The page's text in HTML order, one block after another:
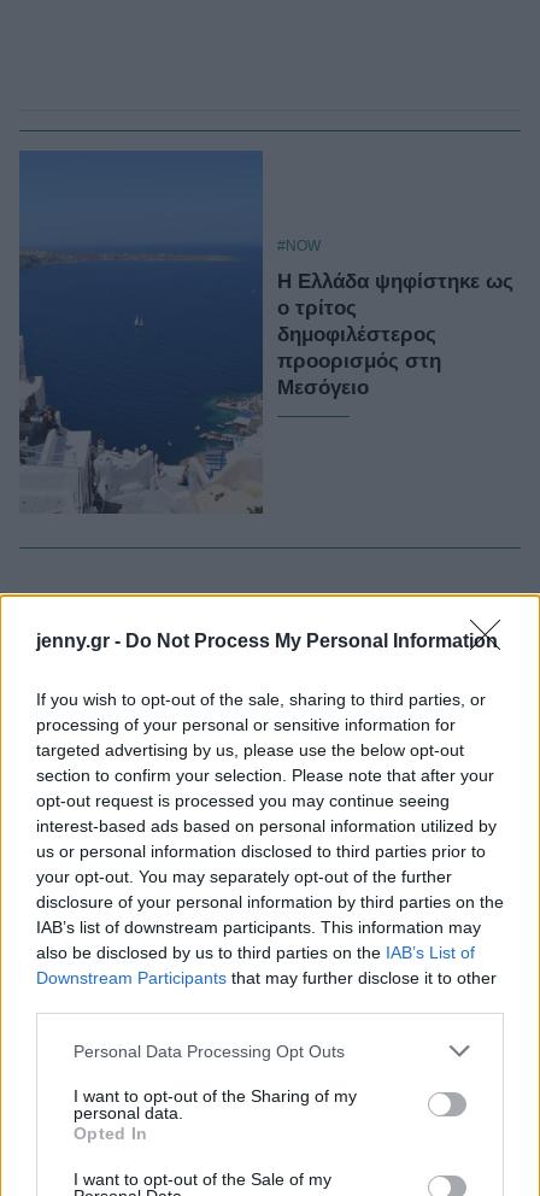
jenny.gr - Do Not Process My Personal Information
If you wish to opt-out of the sale, sharing to third parties, or
processing of your personal or sensitive information for
targeted advertising by us, please use the below opt-out
section to confirm your selection. Please note that after your
opt-out request is processed you may continue seeing
interest-based ads based on personal information utilized by
us or personal information disclosed to third parties prior to
your opt-out. You may separately opt-out of the further
disclosure of your personal information by third parties on the
IAB’s list of downstream participants. This information may
also be disclosed by us to third parties on the IAB’s List of
Downstream Participants that may further disclose it to other
Please note that this website/app uses one or more Google
not limited to your visit or usage behaviour. You may click to
grant or deny consent to Google and its third-party tags to
use your data for below specified purposes in below Google
consent section.
Personal Data Processing Opt Outs
I want to opt-out of the Sharing of my
personal data.
Opted In
I want to opt-out of the Sale of my
#NOW
Η Ελλάδα ψηφίστηκε ως
ο τρίτος
δημοφιλέστερος
προορισμός στη
Μεσόγειο
Οι μαμάκηδες του ζωδιακού: Αυτά τα ζώδια είναι
συνήθως κολλημένα στη μαμά τους
Τα 6 σημεία του σπιτιού που δεν χρειάζεται να
καθαρίζεις κάθε εβδομάδα
3-3-3 rule: Ο κανόνας που θα αλλάξει τον τρόπο
που ντύνεσαι